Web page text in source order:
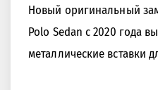
Новый оригинальный
Polo Sedan с 2020 года
металлические вставки